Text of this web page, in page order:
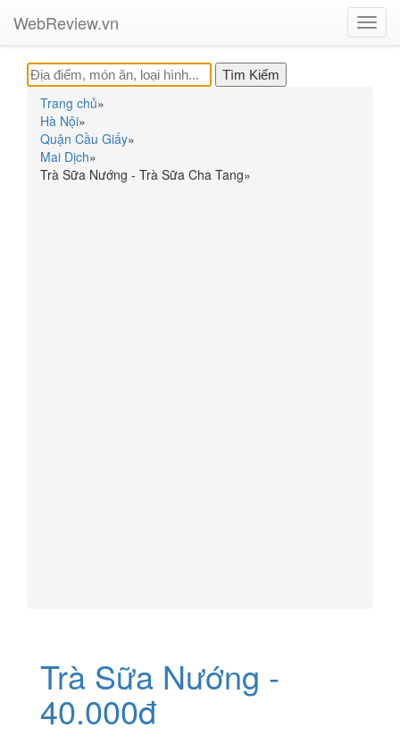
WebReview.vn
Trang chủ»
Hà Nội»
Quận Cầu Giấy»
Mai Dịch»
Trà Sữa Nướng - Trà Sữa Cha Tang»
Trà Sữa Nướng -
40.000đ